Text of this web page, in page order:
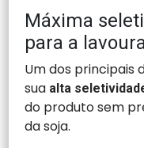
Máxima
para a
Um dos principais
sua alta
do produto sem
da soja.